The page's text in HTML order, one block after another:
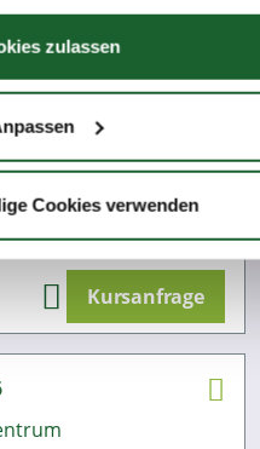
wir auch gerne:
geografische Lage erfassen,
Scannen nach bestimmten
Ihre persönlichen Daten
und Anzeigen zu
Außerdem geben wir
an unsere Partner für
weiter. Unsere Partner
zulassen
Cookies verwenden
Kursanfrage